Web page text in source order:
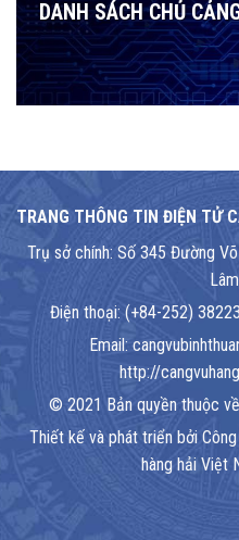
DANH SÁCH CHỦ
TRANG THÔNG TIN ĐIỆN TỬ
Trụ sở chính: Số 345 Đường
Điện thoại: (+84-252)
Email:
http://
© 2021 Bản quyền thuộc
Thiết kế và phát triển bởi
hàng hải Việt